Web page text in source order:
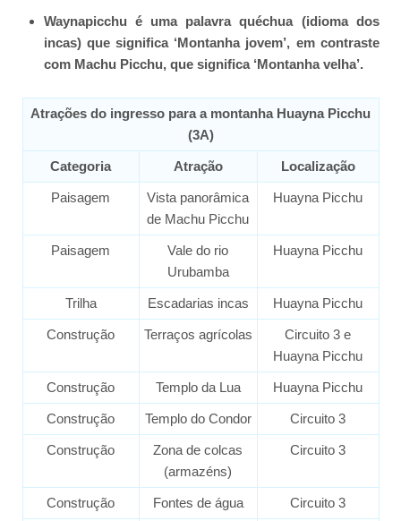
Waynapicchu é uma palavra quéchua (idioma dos
incas) que significa ‘Montanha jovem’, em contraste
com Machu Picchu, que significa ‘Montanha velha’.
Atrações do ingresso para a montanha Huayna Picchu
(3A)
Categoria Atração Localização
Paisagem
Vista panorâmica
de Machu Picchu
Huayna Picchu
Paisagem
Vale do rio
Urubamba
Huayna Picchu
Trilha Escadarias incas Huayna Picchu
Construção Terraços agrícolas
Circuito 3 e
Huayna Picchu
Construção Templo da Lua Huayna Picchu
Construção Templo do Condor Circuito 3
Construção
Zona de colcas
(armazéns)
Circuito 3
Construção Fontes de água Circuito 3